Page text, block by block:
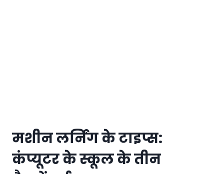
मशीन लर्निंग के टाइप्स:
कंप्यूटर के स्कूल के तीन